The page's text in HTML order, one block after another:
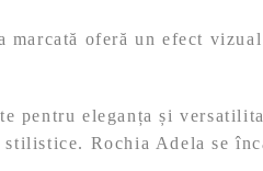
oferă un efect
eleganța și
Rochia Adela se